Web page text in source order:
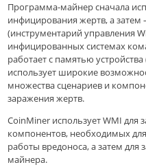
Программа-майнер сначала
инфицирования жертв, а
(инструментарий управления
инфицированных системах
работает с памятью
использует широкие
множества сценариев и
заражения жертв.
CoinMiner использует WMI для
компонентов, необходимых
работы вредоноса, а затем для
майнера.